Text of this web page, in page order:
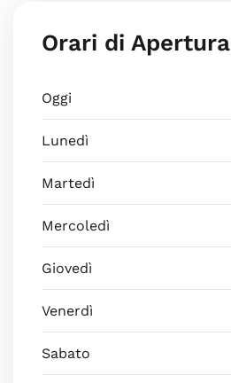
Orari di Apertura
Oggi
Lunedì
Martedì
Mercoledì
Giovedì
Venerdì
Sabato